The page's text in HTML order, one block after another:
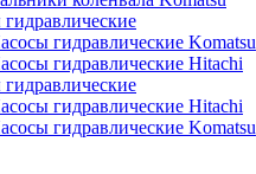
гидравлические Komatsu
гидравлические Hitachi
гидравлические Hitachi
гидравлические Komatsu